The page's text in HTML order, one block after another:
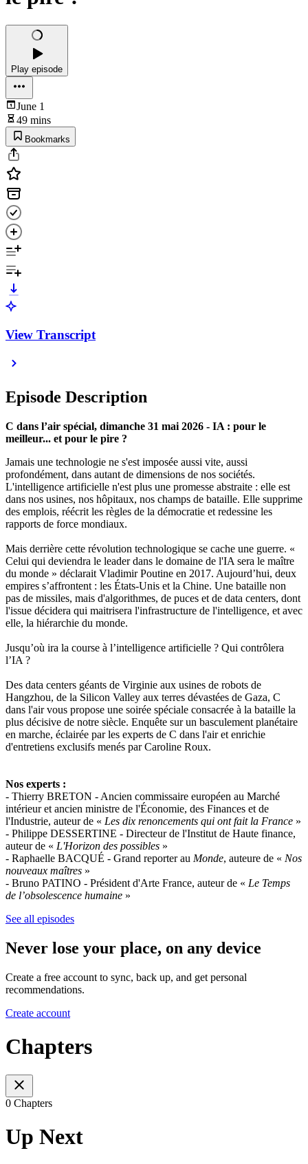
Play episode
June 1
49 mins
Bookmarks
View Transcript
Episode Description
C dans l’air spécial, dimanche 31 mai 2026 - IA : pour le
meilleur... et pour le pire ?
Jamais une technologie ne s'est imposée aussi vite, aussi
profondément, dans autant de dimensions de nos sociétés.
L'intelligence artificielle n'est plus une promesse abstraite : elle est
dans nos usines, nos hôpitaux, nos champs de bataille. Elle supprime
des emplois, réécrit les règles de la démocratie et redessine les
rapports de force mondiaux.
Mais derrière cette révolution technologique se cache une guerre. «
Celui qui deviendra le leader dans le domaine de l'IA sera le maître
du monde » déclarait Vladimir Poutine en 2017. Aujourd’hui, deux
empires s’affrontent : les États-Unis et la Chine. Une bataille non
pas de missiles, mais d'algorithmes, de puces et de data centers, dont
l'issue décidera qui maitrisera l'infrastructure de l'intelligence, et avec
elle, la hiérarchie du monde.
Jusqu’où ira la course à l’intelligence artificielle ? Qui contrôlera
l’IA ?
Des data centers géants de Virginie aux usines de robots de
Hangzhou, de la Silicon Valley aux terres dévastées de Gaza, C
dans l'air vous propose une soirée spéciale consacrée à la bataille la
plus décisive de notre siècle. Enquête sur un basculement planétaire
en marche, éclairée par les experts de C dans l'air et enrichie
d'entretiens exclusifs menés par Caroline Roux.
Nos experts :
- Thierry BRETON - Ancien commissaire européen au Marché
intérieur et ancien ministre de l'Économie, des Finances et de
l'Industrie, auteur de « Les dix renoncements qui ont fait la France »
- Philippe DESSERTINE - Directeur de l'Institut de Haute finance,
auteur de « L'Horizon des possibles »
- Raphaelle BACQUÉ - Grand reporter au Monde, auteure de « Nos
nouveaux maîtres »
- Bruno PATINO - Président d'Arte France, auteur de « Le Temps
de l’obsolescence humaine »
See all episodes
Never lose your place, on any device
Create a free account to sync, back up, and get personal
recommendations.
Create account
Chapters
0 Chapters
Up Next